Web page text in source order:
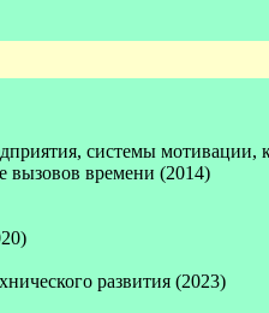
системы мотивации,
вызовов времени (2014)
развития (2023)